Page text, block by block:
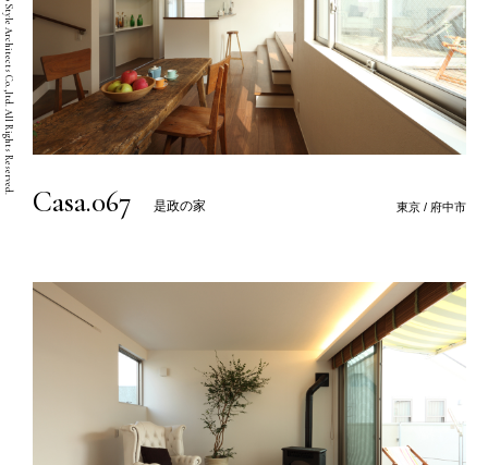
Copyright © Two Style Architects Co.,ltd. All Rights Reserved.
Casa.067 是政の家 東京 / 府中市